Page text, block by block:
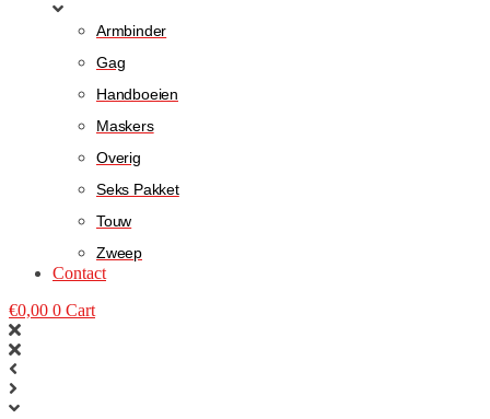
Armbinder
Gag
Handboeien
Maskers
Overig
Seks Pakket
Touw
Zweep
Contact
€0,00 0 Cart